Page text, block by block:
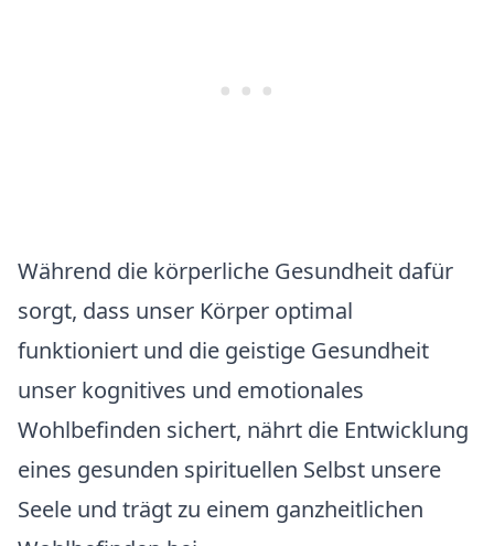
Während die körperliche Gesundheit dafür
sorgt, dass unser Körper optimal
funktioniert und die geistige Gesundheit
unser kognitives und emotionales
Wohlbefinden sichert, nährt die Entwicklung
eines gesunden spirituellen Selbst unsere
Seele und trägt zu einem ganzheitlichen